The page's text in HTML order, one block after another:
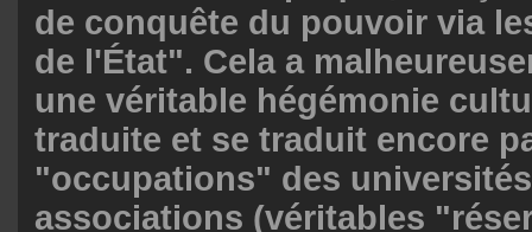
de conquête du pouvoir via
de l'État". Cela a
une véritable hégémonie
traduite et se traduit encore
"occupations" des
associations (véritables